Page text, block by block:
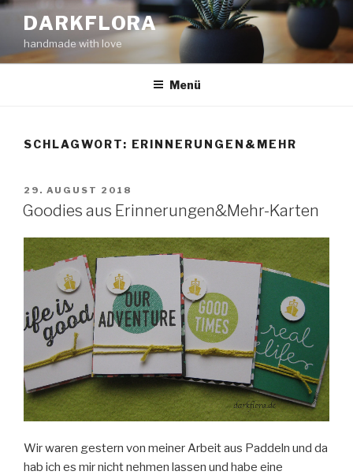
Zum
Inhalt
springen
DARKFLORA
handmade with love
Menü
SCHLAGWORT: ERINNERUNGEN&MEHR
VERÖFFENTLICHT
AM
29. AUGUST 2018
Goodies aus Erinnerungen&Mehr-Karten
Wir waren gestern von meiner Arbeit aus Paddeln und da
hab ich es mir nicht nehmen lassen und habe eine